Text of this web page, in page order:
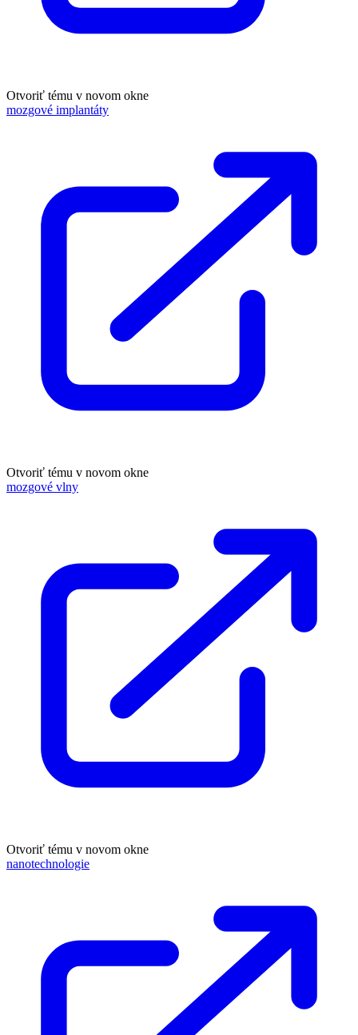
Otvoriť tému v novom okne
mozgové implantáty
Otvoriť tému v novom okne
mozgové vlny
Otvoriť tému v novom okne
nanotechnologie